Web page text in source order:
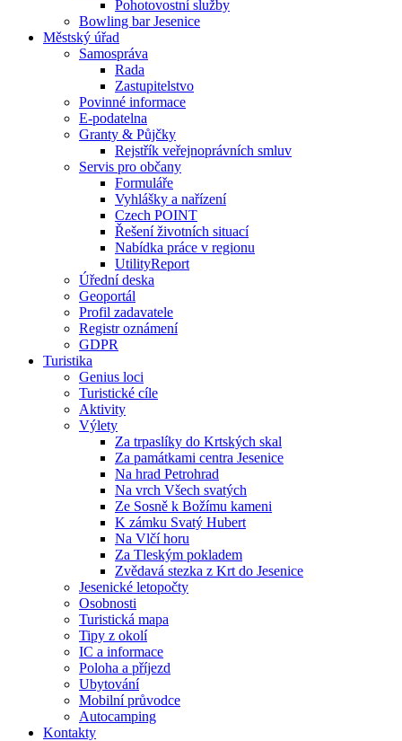
Pohotovostní služby
Bowling bar Jesenice
Městský úřad
Samospráva
Rada
Zastupitelstvo
Povinné informace
E-podatelna
Granty & Půjčky
Rejstřík veřejnoprávních smluv
Servis pro občany
Formuláře
Vyhlášky a nařízení
Czech POINT
Řešení životních situací
Nabídka práce v regionu
UtilityReport
Úřední deska
Geoportál
Profil zadavatele
Registr oznámení
GDPR
Turistika
Genius loci
Turistické cíle
Aktivity
Výlety
Za trpaslíky do Krtských skal
Za památkami centra Jesenice
Na hrad Petrohrad
Na vrch Všech svatých
Ze Sosně k Božímu kameni
K zámku Svatý Hubert
Na Vlčí horu
Za Tleským pokladem
Zvědavá stezka z Krt do Jesenice
Jesenické letopočty
Osobnosti
Turistická mapa
Tipy z okolí
IC a informace
Poloha a příjezd
Ubytování
Mobilní průvodce
Autocamping
Kontakty